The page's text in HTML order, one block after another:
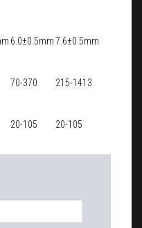
6.0±0.5mm7.6±0.5mm
70-370 215-1413
20-105 20-105